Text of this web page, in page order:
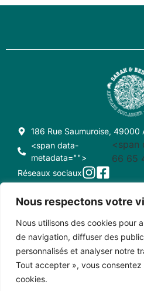
Nous respectons votre
Nous utilisons des cookies pour
de navigation, diffuser des
personnalisés et analyser notre
Tout accepter », vous
cookies.
186 Rue Saumuroise, 49000
<span data-
metadata="">
<span
66 65
Réseaux sociaux
CONDITIONS GÉNÉRALES DE
MENTIONS LÉGALES